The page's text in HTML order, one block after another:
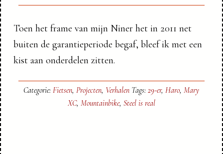
Toen het frame van mijn Niner het in 2011 net
buiten de garantieperiode begaf, bleef ik met een
kist aan onderdelen zitten.
Categorie:Fietsen,Projecten, Verhalen Tags:29-er,Haro,Mary
XC, Mountainbike, Steel is real